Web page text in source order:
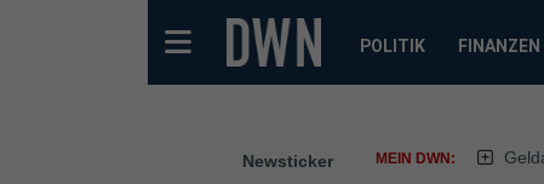
POLITIK FINANZEN
Newsticker MEIN DWN: